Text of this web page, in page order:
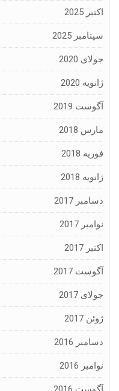
اکتبر 2025
سپتامبر 2025
جولای 2020
ژانویه 2020
آگوست 2019
مارس 2018
فوریه 2018
ژانویه 2018
دسامبر 2017
نوامبر 2017
اکتبر 2017
آگوست 2017
جولای 2017
ژوئن 2017
دسامبر 2016
نوامبر 2016